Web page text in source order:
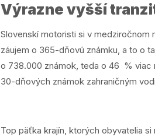
Výrazne vyšší
Slovenskí motoristi si v medziročnom
záujem o 365-dňovú známku, a to o
o 738.000 známok, teda o 46 % viac
30-dňových známok zahraničným
Top päťka krajín, ktorých obyvatelia